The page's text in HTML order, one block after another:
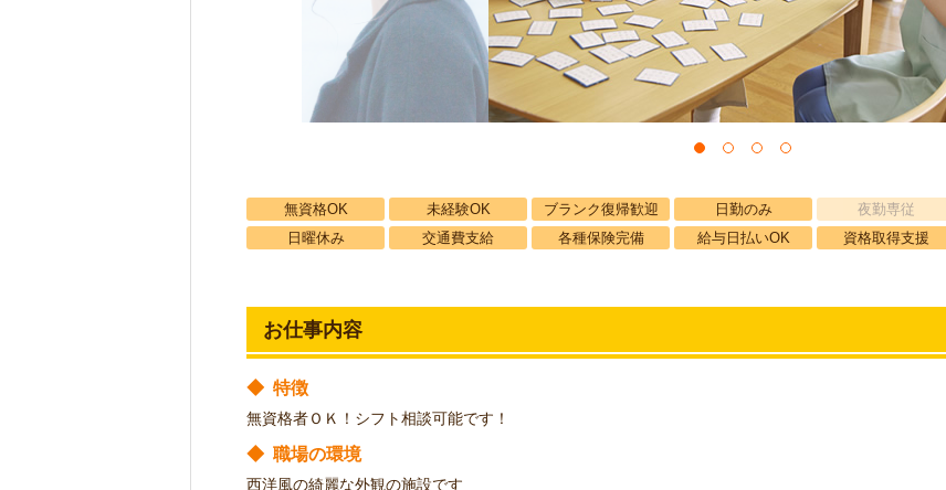
無資格OK 未経験OK ブランク復帰歓迎 日勤のみ 夜勤専従
日曜休み
交通費支給 各種保険完備 給与日払いOK 資格取得支援
お仕事内容
◆ 特徴
無資格者ＯＫ！シフト相談可能です！
◆ 職場の環境
西洋風の綺麗な外観の施設です